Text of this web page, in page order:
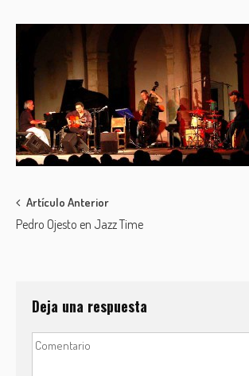
Post
navigation
Artículo Anterior
Pedro Ojesto en Jazz Time
Deja una respuesta